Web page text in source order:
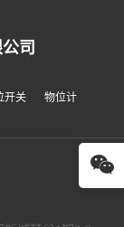
司
开关
物位计